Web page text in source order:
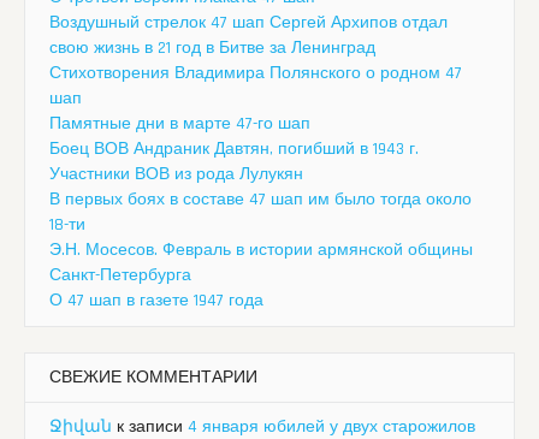
Воздушный стрелок 47 шап Сергей Архипов отдал
свою жизнь в 21 год в Битве за Ленинград
Стихотворения Владимира Полянского о родном 47
шап
Памятные дни в марте 47-го шап
Боец ВОВ Андраник Давтян, погибший в 1943 г.
Участники ВОВ из рода Лулукян
В первых боях в составе 47 шап им было тогда около
18-ти
Э.Н. Мосесов. Февраль в истории армянской общины
Санкт-Петербурга
О 47 шап в газете 1947 года
СВЕЖИЕ КОММЕНТАРИИ
Ջիվան к записи 4 января юбилей у двух старожилов